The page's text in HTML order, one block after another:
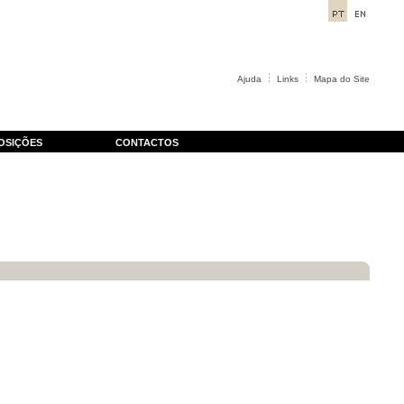
Ajuda Links Mapa do Site
CONTACTOS